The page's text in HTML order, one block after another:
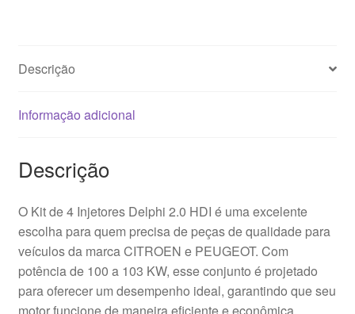
Descrição
Informação adicional
Descrição
O Kit de 4 Injetores Delphi 2.0 HDI é uma excelente
escolha para quem precisa de peças de qualidade para
veículos da marca CITROEN e PEUGEOT. Com
potência de 100 a 103 KW, esse conjunto é projetado
para oferecer um desempenho ideal, garantindo que seu
motor funcione de maneira eficiente e econômica.